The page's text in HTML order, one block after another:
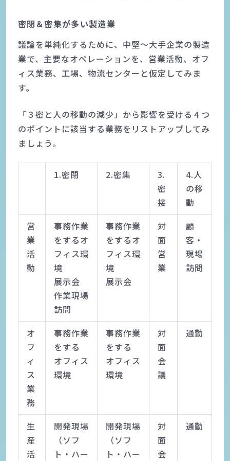
密閉＆密集が多い製造業
議論を単純化するために、中堅～大手企業の製造
業で、主要なオペレーションを、営業活動、オフ
ィス業務、工場、物流センターと仮定してみま
す。
「３密と人の移動の減少」から影響を受ける４つ
のポイントに該当する業務をリストアップしてみ
ましょう。
1.密閉 2.密集
3.
密
接
4.人
の移
動
営
業
活
動
事務作業
をするオ
フィス環
境
展示会
作業現場
訪問
事務作業
をするオ
フィス環
境
展示会
対
面
営
業
顧
客・
現場
訪問
オ
フ
ィ
ス
業
務
事務作業
をする
オフィス
環境
事務作業
をする
オフィス
環境
対
面
会
議
通勤
生
産
活
開発現場
（ソフ
ト・ハー
開発現場
（ソフ
ト・ハー
対
面
会
通勤